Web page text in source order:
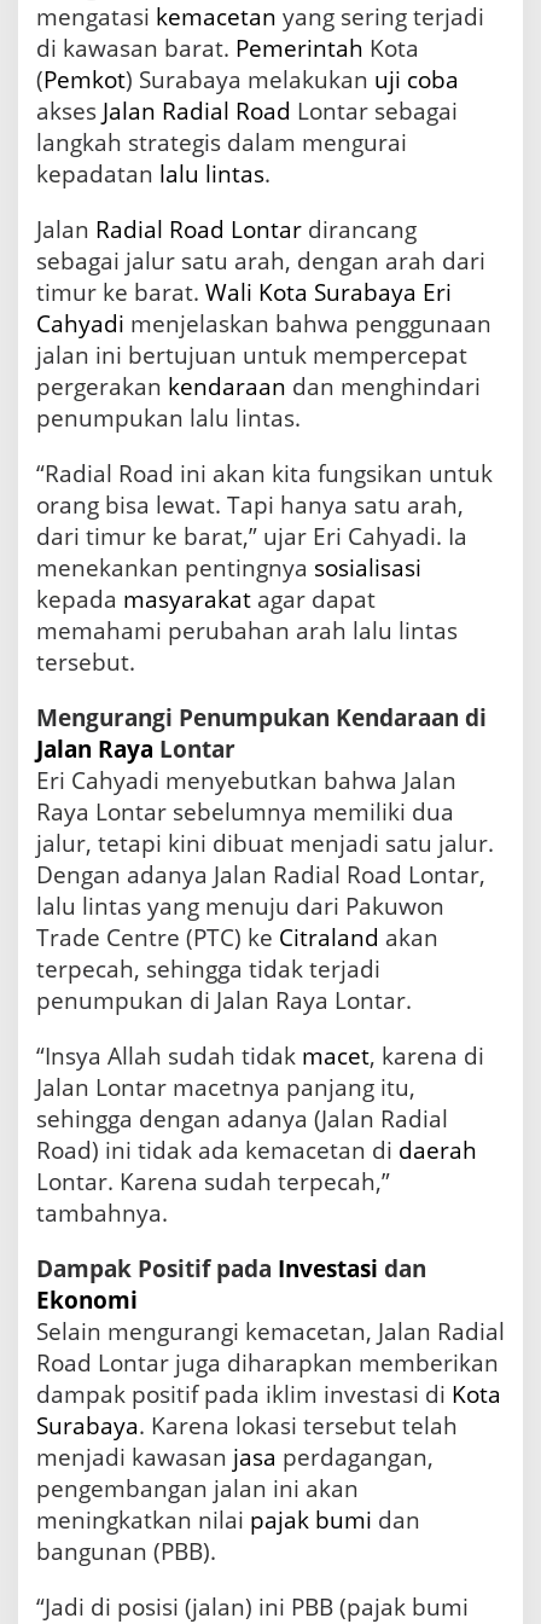
S
l
u
s
E
k
i
f
M
e
n
g
r
n
g
K
e
a
c
n
u
a
b
y
a
mengatasi kemacetan yang sering terjadi
di kawasan barat. Pemerintah Kota
(Pemkot) Surabaya melakukan uji coba
akses Jalan Radial Road Lontar sebagai
langkah strategis dalam mengurai
kepadatan lalu lintas.
Jalan Radial Road Lontar dirancang
sebagai jalur satu arah, dengan arah dari
timur ke barat. Wali Kota Surabaya Eri
Cahyadi menjelaskan bahwa penggunaan
jalan ini bertujuan untuk mempercepat
pergerakan kendaraan dan menghindari
penumpukan lalu lintas.
“Radial Road ini akan kita fungsikan untuk
orang bisa lewat. Tapi hanya satu arah,
dari timur ke barat,” ujar Eri Cahyadi. Ia
menekankan pentingnya sosialisasi
kepada masyarakat agar dapat
memahami perubahan arah lalu lintas
tersebut.
Mengurangi Penumpukan Kendaraan di
Jalan Raya Lontar
Eri Cahyadi menyebutkan bahwa Jalan
Raya Lontar sebelumnya memiliki dua
jalur, tetapi kini dibuat menjadi satu jalur.
Dengan adanya Jalan Radial Road Lontar,
lalu lintas yang menuju dari Pakuwon
Trade Centre (PTC) ke Citraland akan
terpecah, sehingga tidak terjadi
penumpukan di Jalan Raya Lontar.
“Insya Allah sudah tidak macet, karena di
Jalan Lontar macetnya panjang itu,
sehingga dengan adanya (Jalan Radial
Road) ini tidak ada kemacetan di daerah
Lontar. Karena sudah terpecah,”
tambahnya.
Dampak Positif pada Investasi dan
Ekonomi
Selain mengurangi kemacetan, Jalan Radial
Road Lontar juga diharapkan memberikan
dampak positif pada iklim investasi di Kota
Surabaya. Karena lokasi tersebut telah
menjadi kawasan jasa perdagangan,
pengembangan jalan ini akan
meningkatkan nilai pajak bumi dan
bangunan (PBB).
“Jadi di posisi (jalan) ini PBB (pajak bumi